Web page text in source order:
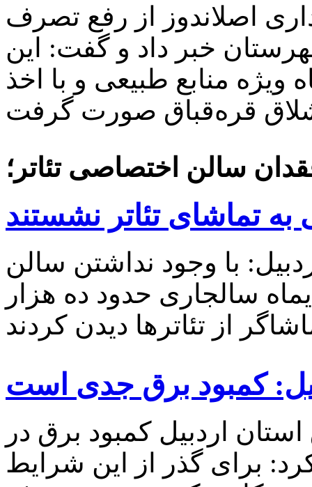
اصلاندوز از رفع تصرف
خبر داد و گفت: این
ویژه منابع طبیعی و با اخذ
سالن اختصاصی تئاتر؛
با وجود نداشتن سالن
سالجاری حدود ده هزار
کمبود برق جدی است
اردبیل کمبود برق در
برای گذر از این شرایط